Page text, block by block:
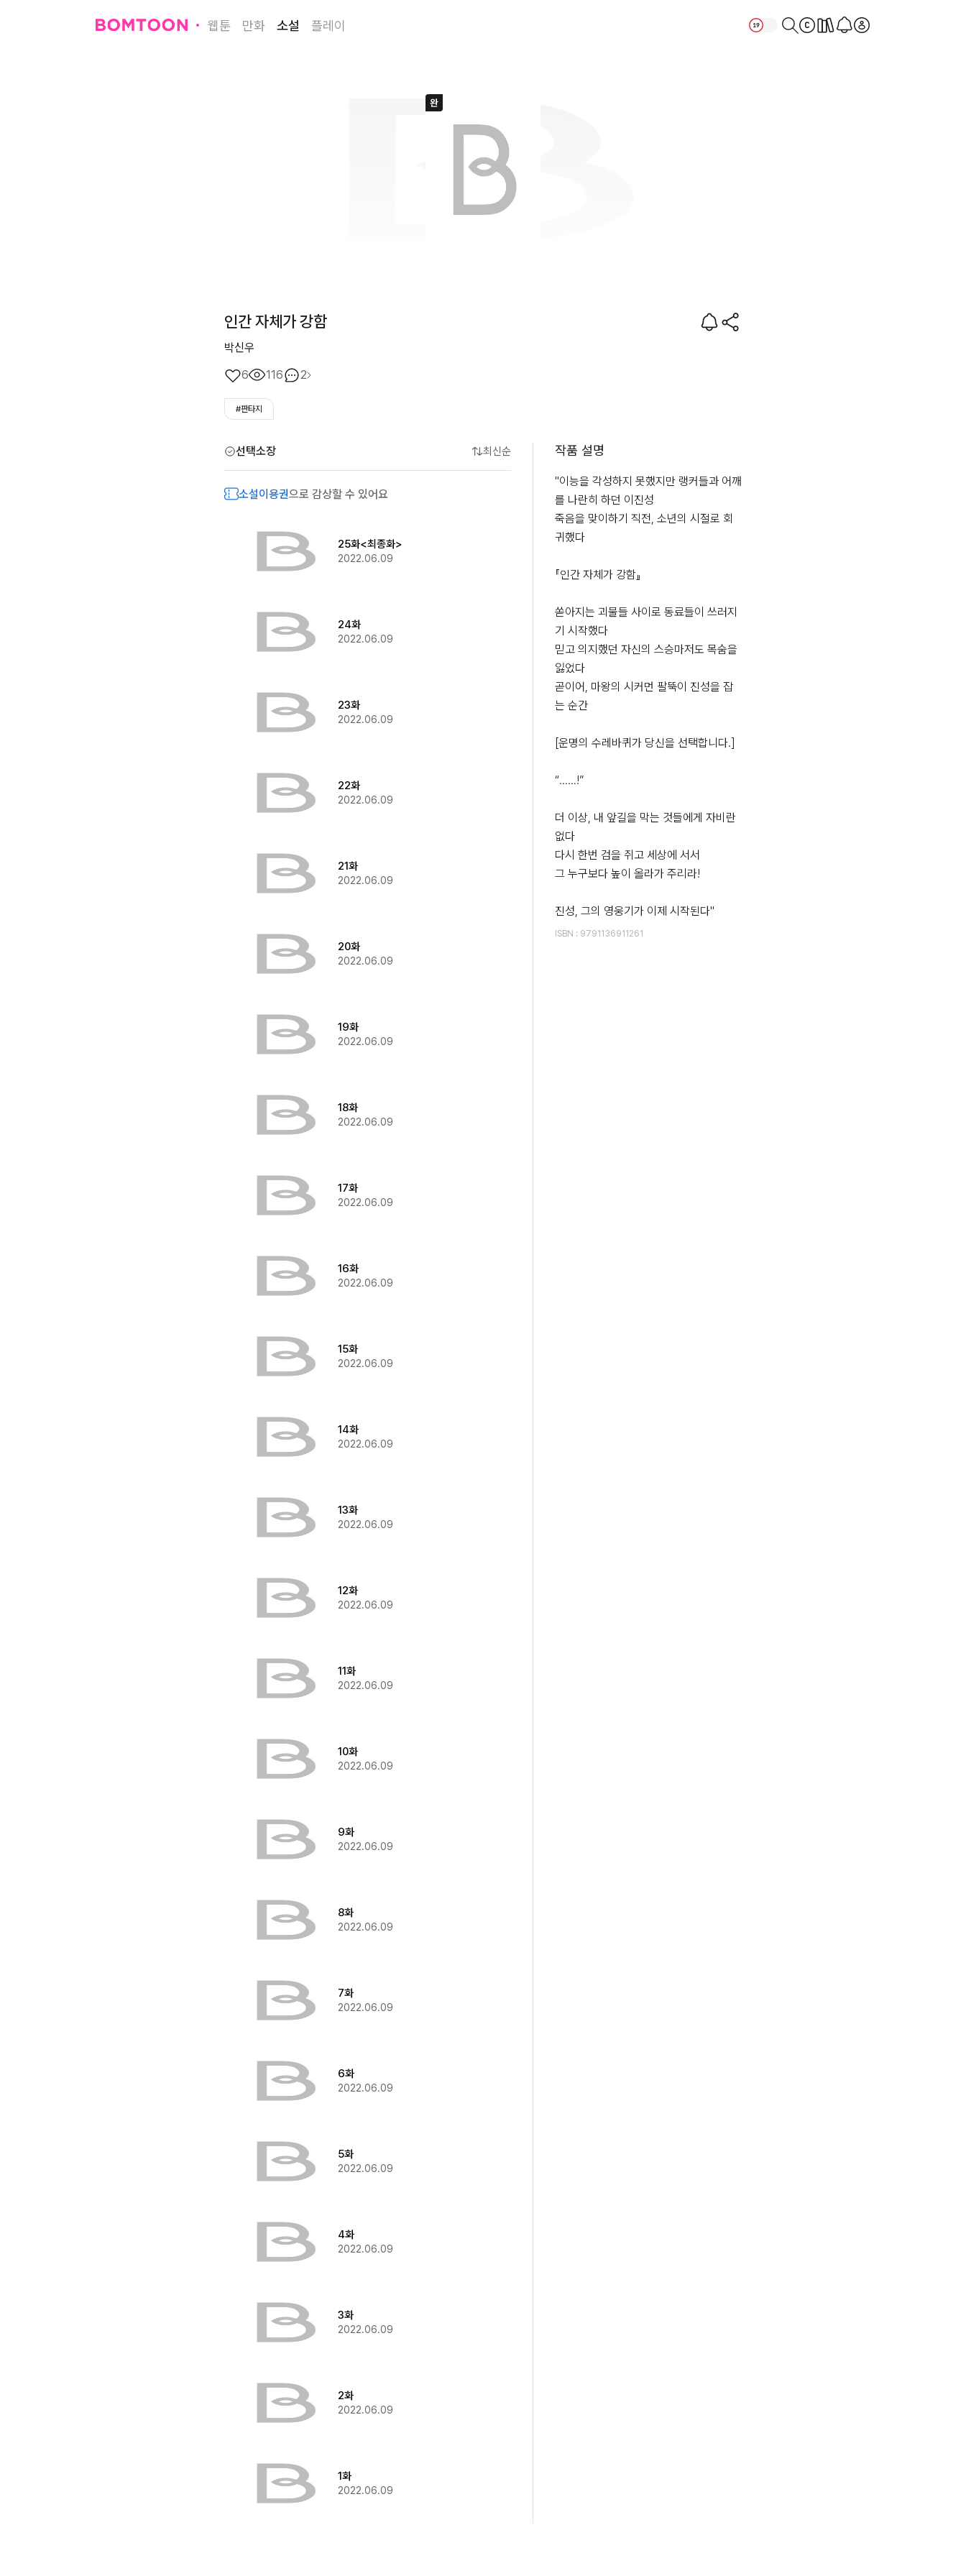
웹툰 만화 소설 플레이
인간 자체가 강함
박신우
6
116 2
#판타지
선택소장 최신순
소설이용권으로 감상할 수 있어요
25화<최종화>
2022.06.09
24화
2022.06.09
23화
2022.06.09
22화
2022.06.09
21화
2022.06.09
20화
2022.06.09
19화
2022.06.09
18화
2022.06.09
17화
2022.06.09
16화
2022.06.09
15화
2022.06.09
14화
2022.06.09
13화
2022.06.09
12화
2022.06.09
11화
2022.06.09
10화
2022.06.09
9화
2022.06.09
8화
2022.06.09
7화
2022.06.09
6화
2022.06.09
5화
2022.06.09
4화
2022.06.09
3화
2022.06.09
2화
2022.06.09
1화
2022.06.09
작품 설명
"이능을 각성하지 못했지만 랭커들과 어깨
를 나란히 하던 이진성
죽음을 맞이하기 직전, 소년의 시절로 회
귀했다
『인간 자체가 강함』
쏟아지는 괴물들 사이로 동료들이 쓰러지
기 시작했다
믿고 의지했던 자신의 스승마저도 목숨을
잃었다
곧이어, 마왕의 시커먼 팔뚝이 진성을 잡
는 순간
[운명의 수레바퀴가 당신을 선택합니다.]
“……!”
더 이상, 내 앞길을 막는 것들에게 자비란
없다
다시 한번 검을 쥐고 세상에 서서
그 누구보다 높이 올라가 주리라!
ISBN : 9791136911261